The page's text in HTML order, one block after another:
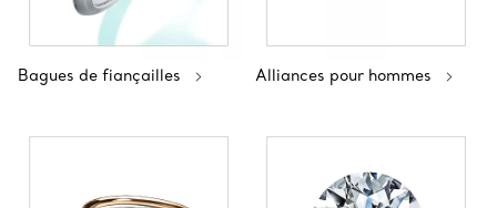
Bagues de fiançailles Alliances pour hommes